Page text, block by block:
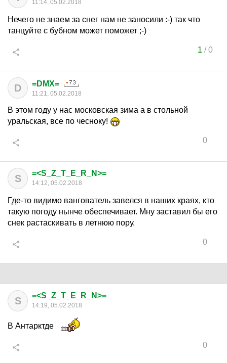
11:14, 05.02.2018
Нечего не знаем за снег нам не заносили :-) так что
танцуйте с бубном может поможет ;-)
1 /0
D =DMX=
11:21, 05.02.2018
В этом году у нас московская зима а в стольной
уральская, все по чесноку!
0
S =<S_Z_T_E_R_N>=
14:12, 05.02.2018
Где-то видимо вангователь завелся в наших краях, кто
такую погоду нынче обеспечивает. Мну заставил бы его
снек растаскивать в летнюю пору.
0
S =<S_Z_T_E_R_N>=
14:19, 05.02.2018
В Антарктде
0